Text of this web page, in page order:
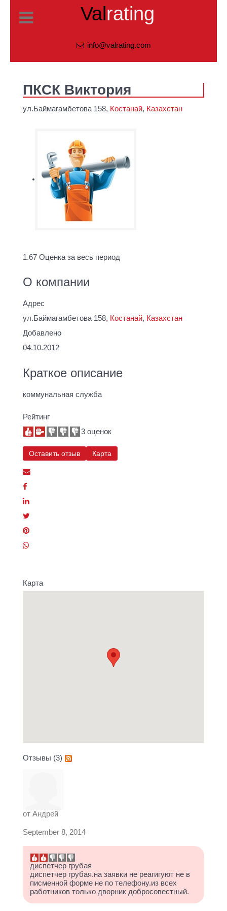
Valrating
info@valrating.com
ПКСК Виктория
ул.Баймагамбетова 158, Костанай, Казахстан
1.67 Оценка за весь период
О компании
Адрес
ул.Баймагамбетова 158, Костанай, Казахстан
Добавлено
04.10.2012
Краткое описание
коммунальная служба
Рейтинг
3 оценок
Оставить отзыв Карта
Карта
Отзывы (3)
от Андрей
September 8, 2014
диспетчер грубая
диспетчер грубая.на заявки не реагигуют не в
писменной форме не по телефону.из всех
работников только дворник добросовестный.